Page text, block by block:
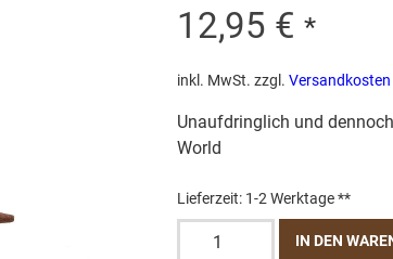
12,95 € *
inkl. MwSt. zzgl. Versandkosten
Unaufdringlich und
World
Lieferzeit: 1-2 Werktage **
IN DEN